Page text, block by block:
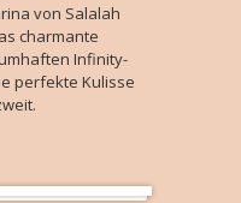
von Salalah
charmante
Infinity-
perfekte Kulisse